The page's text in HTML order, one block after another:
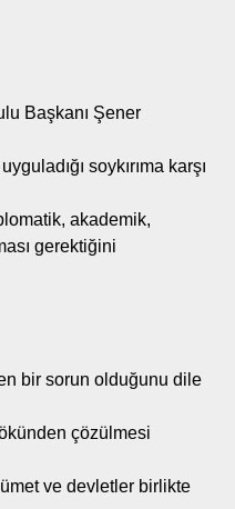
Başkanı Şener
soykırıma karşı
akademik,
gerektiğini
bir sorun olduğunu dile
çözülmesi
ve devletler birlikte